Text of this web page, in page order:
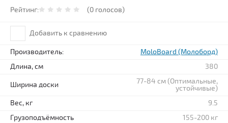
Рейтинг: (0 голосов)
Добавить к сравнению
Производитель:
MoloBoard (Молоборд)
Длина, см
380
Ширина доски
77-84 см (Оптимальные,
устойчивые)
Вес, кг
9.5
Грузоподъёмность
155-200 кг